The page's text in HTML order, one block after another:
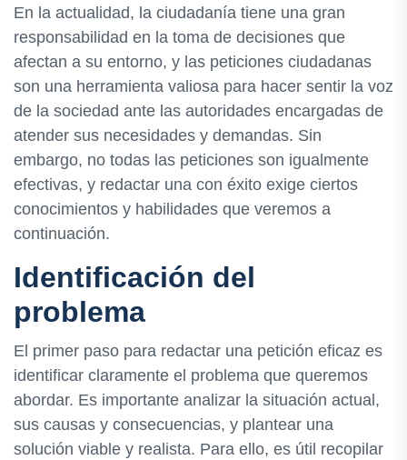
En la actualidad, la ciudadanía tiene una gran
responsabilidad en la toma de decisiones que
afectan a su entorno, y las peticiones ciudadanas
son una herramienta valiosa para hacer sentir la voz
de la sociedad ante las autoridades encargadas de
atender sus necesidades y demandas. Sin
embargo, no todas las peticiones son igualmente
efectivas, y redactar una con éxito exige ciertos
conocimientos y habilidades que veremos a
continuación.
Identificación del
problema
El primer paso para redactar una petición eficaz es
identificar claramente el problema que queremos
abordar. Es importante analizar la situación actual,
sus causas y consecuencias, y plantear una
solución viable y realista. Para ello, es útil recopilar